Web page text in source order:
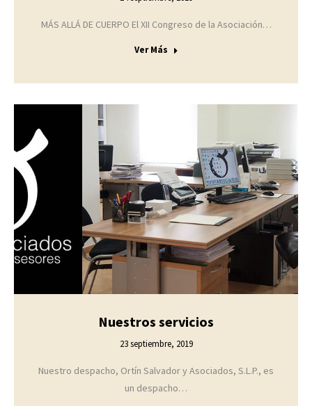
MÁS ALLÁ DE CUERPO El XII Congreso de la Asociación…
Ver Más
Nuestros servicios
23 septiembre, 2019
Nuestro despacho, Ortín Salvador y Asociados, S.L.P., es
un despacho…